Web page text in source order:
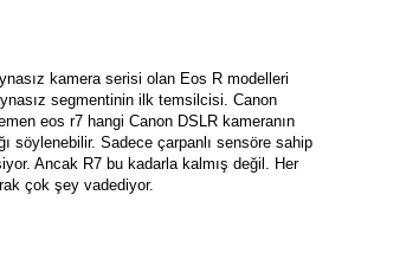
kamera serisi olan Eos R modelleri
segmentinin ilk temsilcisi. Canon
eos r7 hangi Canon DSLR kameranın
söylenebilir. Sadece çarpanlı sensöre sahip
Ancak R7 bu kadarla kalmış değil. Her
çok şey vadediyor.